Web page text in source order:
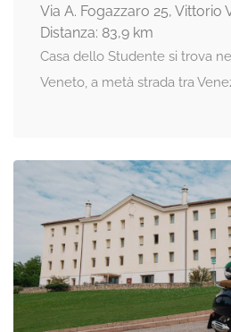
Via A. Fogazzaro 25, Vittorio
Distanza: 83,9 km
Casa dello Studente si trova
Veneto, a metà strada tra